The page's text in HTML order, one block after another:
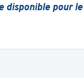
disponible pour